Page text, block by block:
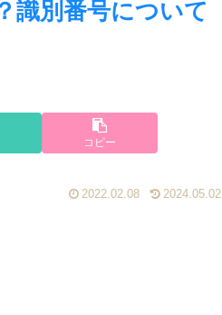
識別番号について
コピー
2022.02.08 2024.05.02